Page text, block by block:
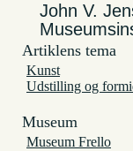
John V.
Artiklens tema
Kunst
Udstilling og
Museum
Museum Frello